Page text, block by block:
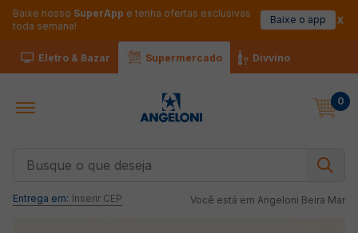
Baixe nosso SuperApp e tenha ofertas exclusivas
toda semana!
Baixe o app
Eletro & Bazar Supermercado Divvino
0
Você está em Angeloni Beira Mar
Entrega em: Inserir CEP